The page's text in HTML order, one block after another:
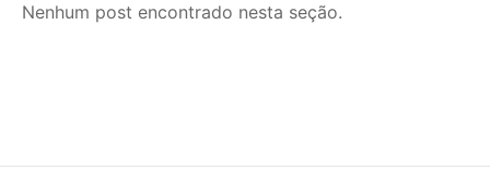
Nenhum post encontrado nesta seção.